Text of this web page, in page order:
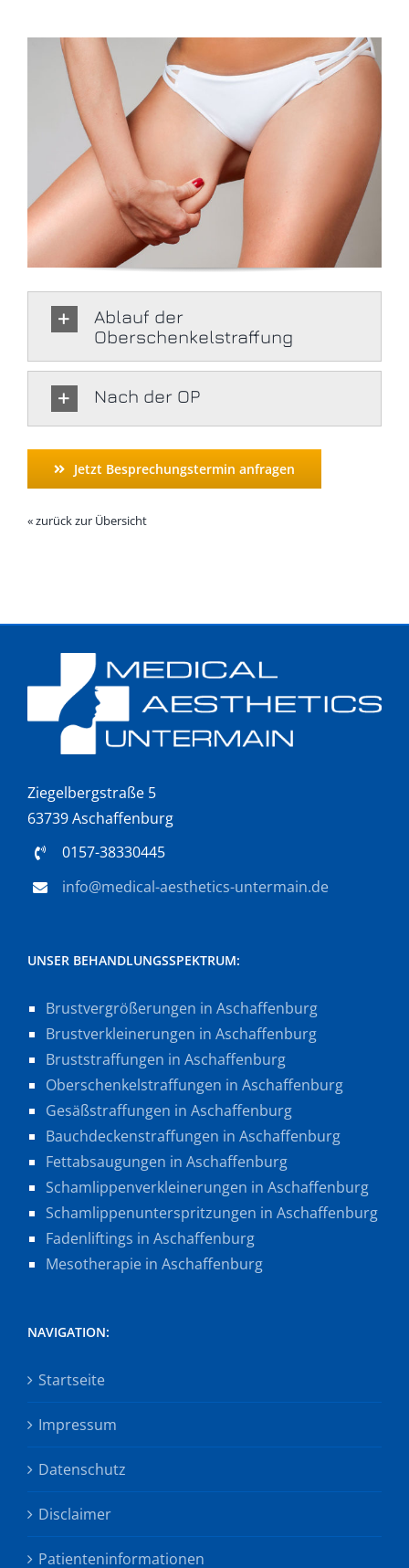
Ablauf der
Oberschenkelstraffung
Nach der OP
Jetzt Besprechungstermin anfragen
« zurück zur Übersicht
Ziegelbergstraße 5
63739 Aschaffenburg
0157-38330445
info@medical-aesthetics-untermain.de
UNSER BEHANDLUNGSSPEKTRUM:
Brustvergrößerungen in Aschaffenburg
Brustverkleinerungen in Aschaffenburg
Bruststraffungen in Aschaffenburg
Oberschenkelstraffungen in Aschaffenburg
Gesäßstraffungen in Aschaffenburg
Bauchdeckenstraffungen in Aschaffenburg
Fettabsaugungen in Aschaffenburg
Schamlippenverkleinerungen in Aschaffenburg
Schamlippenunterspritzungen in Aschaffenburg
Fadenliftings in Aschaffenburg
Mesotherapie in Aschaffenburg
NAVIGATION:
Startseite
Impressum
Datenschutz
Disclaimer
Patienteninformationen